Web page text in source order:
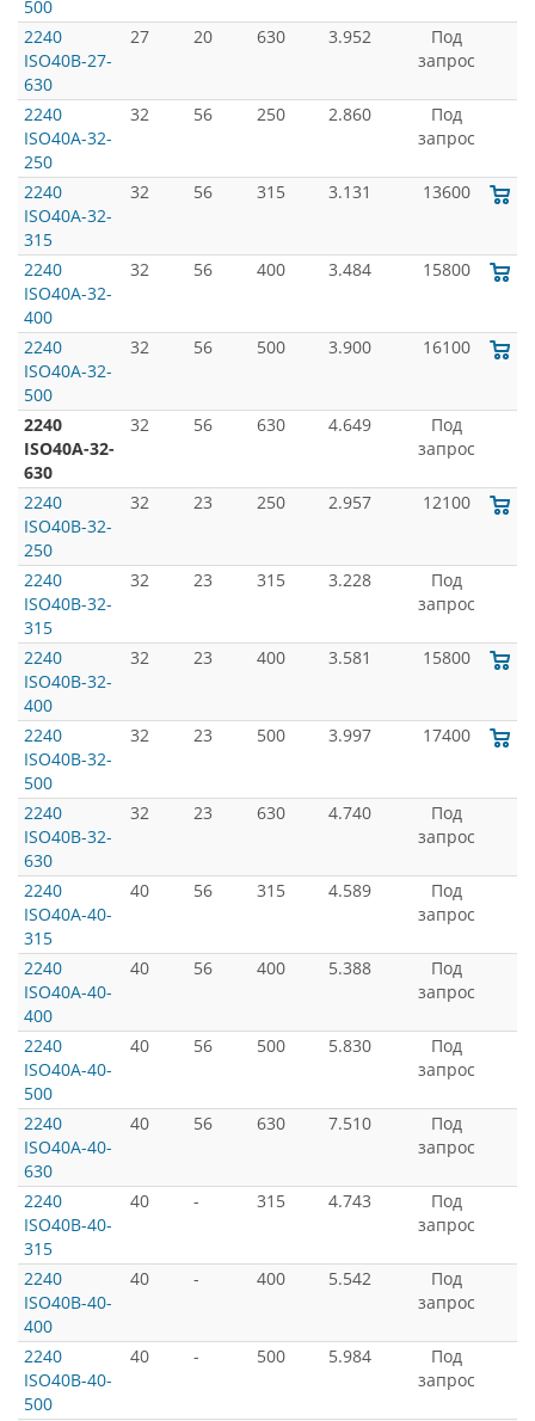
500
2240
ISO40B-27-
630
27 20 630 3.952
Под
запрос
2240
ISO40A-32-
250
32 56 250 2.860
Под
запрос
2240
ISO40A-32-
315
32 56 315 3.131 13600
2240
ISO40A-32-
400
32 56 400 3.484 15800
2240
ISO40A-32-
500
32 56 500 3.900 16100
2240
ISO40A-32-
630
32 56 630 4.649
Под
запрос
2240
ISO40B-32-
250
32 23 250 2.957 12100
2240
ISO40B-32-
315
32 23 315 3.228
Под
запрос
2240
ISO40B-32-
400
32 23 400 3.581 15800
2240
ISO40B-32-
500
32 23 500 3.997 17400
2240
ISO40B-32-
630
32 23 630 4.740
Под
запрос
2240
ISO40A-40-
315
40 56 315 4.589
Под
запрос
2240
ISO40A-40-
400
40 56 400 5.388
Под
запрос
2240
ISO40A-40-
500
40 56 500 5.830
Под
запрос
2240
ISO40A-40-
630
40 56 630 7.510
Под
запрос
2240
ISO40B-40-
315
40 - 315 4.743
Под
запрос
2240
ISO40B-40-
400
40 - 400 5.542
Под
запрос
2240
ISO40B-40-
500
40 - 500 5.984
Под
запрос